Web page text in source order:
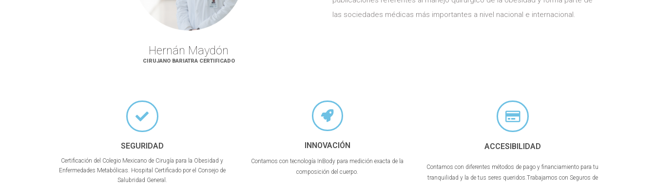
Hernán Maydón
CIRUJANO BARIATRA CERTIFICADO
las sociedades médicas más importantes a nivel nacional e internacional.
SEGURIDAD
Certificación del Colegio Mexicano de Cirugía para la Obesidad y
Enfermedades Metabólicas. Hospital Certificado por el Consejo de
Salubridad General.
INNOVACIÓN
Contamos con tecnología InBody para medición exacta de la
composición del cuerpo.
ACCESIBILIDAD
Contamos con diferentes métodos de pago y financiamiento para tu
tranquilidad y la de tus seres queridos.Trabajamos con Seguros de